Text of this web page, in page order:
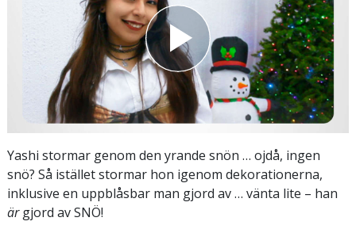
Yashi stormar genom den yrande snön … ojdå, ingen
snö? Så istället stormar hon igenom dekorationerna,
inklusive en uppblåsbar man gjord av … vänta lite – han
ärgjord av SNÖ!